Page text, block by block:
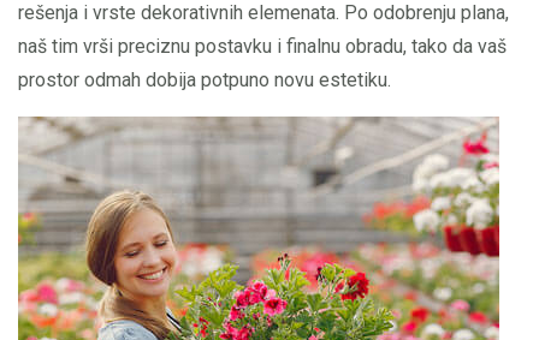
rešenja i vrste dekorativnih elemenata. Po odobrenju plana,
naš tim vrši preciznu postavku i finalnu obradu, tako da vaš
prostor odmah dobija potpuno novu estetiku.